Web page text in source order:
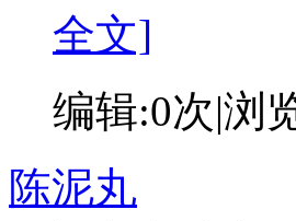
全文]
编辑:0次|浏
陈泥丸